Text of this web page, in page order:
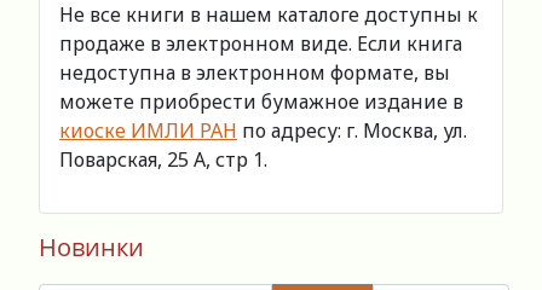
Не все книги в нашем каталоге доступны к
продаже в электронном виде. Если книга
недоступна в электронном формате, вы
можете приобрести бумажное издание в
киоске ИМЛИ РАН по адресу: г. Москва, ул.
Поварская, 25 А, стр 1.
Новинки